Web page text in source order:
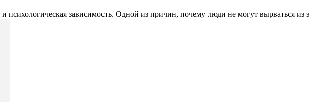
психологическая зависимость. Одной из причин, почему люди не могут вырваться из